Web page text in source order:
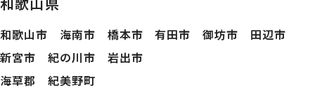
和歌山市 海南市 橋本市 有田市 御坊市 田辺市
新宮市 紀の川市 岩出市
海草郡 紀美野町